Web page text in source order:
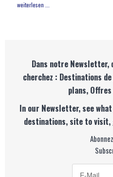
weiterlesen ...
Dans notre Newsletter,
cherchez : Destinations
plans,
In our Newsletter, see
destinations, site to